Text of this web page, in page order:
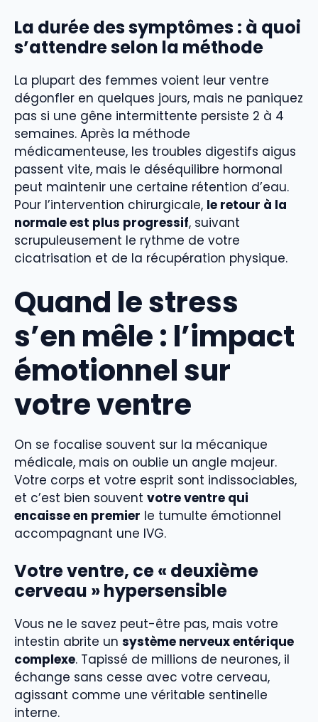
La durée des symptômes : à quoi
s’attendre selon la méthode
La plupart des femmes voient leur ventre
dégonfler en quelques jours, mais ne paniquez
pas si une gêne intermittente persiste 2 à 4
semaines. Après la méthode
médicamenteuse, les troubles digestifs aigus
passent vite, mais le déséquilibre hormonal
peut maintenir une certaine rétention d’eau.
Pour l’intervention chirurgicale, le retour à la
normale est plus progressif, suivant
scrupuleusement le rythme de votre
cicatrisation et de la récupération physique.
Quand le stress
s’en mêle : l’impact
émotionnel sur
votre ventre
On se focalise souvent sur la mécanique
médicale, mais on oublie un angle majeur.
Votre corps et votre esprit sont indissociables,
et c’est bien souvent votre ventre qui
encaisse en premier le tumulte émotionnel
accompagnant une IVG.
Votre ventre, ce « deuxième
cerveau » hypersensible
Vous ne le savez peut-être pas, mais votre
intestin abrite un système nerveux entérique
complexe. Tapissé de millions de neurones, il
échange sans cesse avec votre cerveau,
agissant comme une véritable sentinelle
interne.